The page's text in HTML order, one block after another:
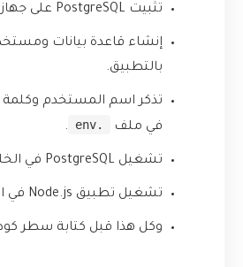
تثبيت PostgreSQL على جهازك.
إنشاء قاعدة بيانات
بالتطبيق.
تذكر اسم المستخدم وكلمة
في ملف
.env
.
تشغيل PostgreSQL في الخلفية.
تشغيل تطبيق Node.js في الـ terminal.
وكل هذا قبل كتابة سطر